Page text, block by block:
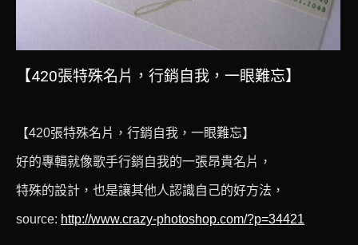
【420張特殊名片，行銷自我，一眼難忘】
【420張特殊名片，行銷自我，一眼難忘】
好的專輯就像歌手行銷自我的一張昂貴名片，
特殊的設計，也是讓其他人認識自己的好方法，
source: http://www.crazy-photoshop.com/?p=34421